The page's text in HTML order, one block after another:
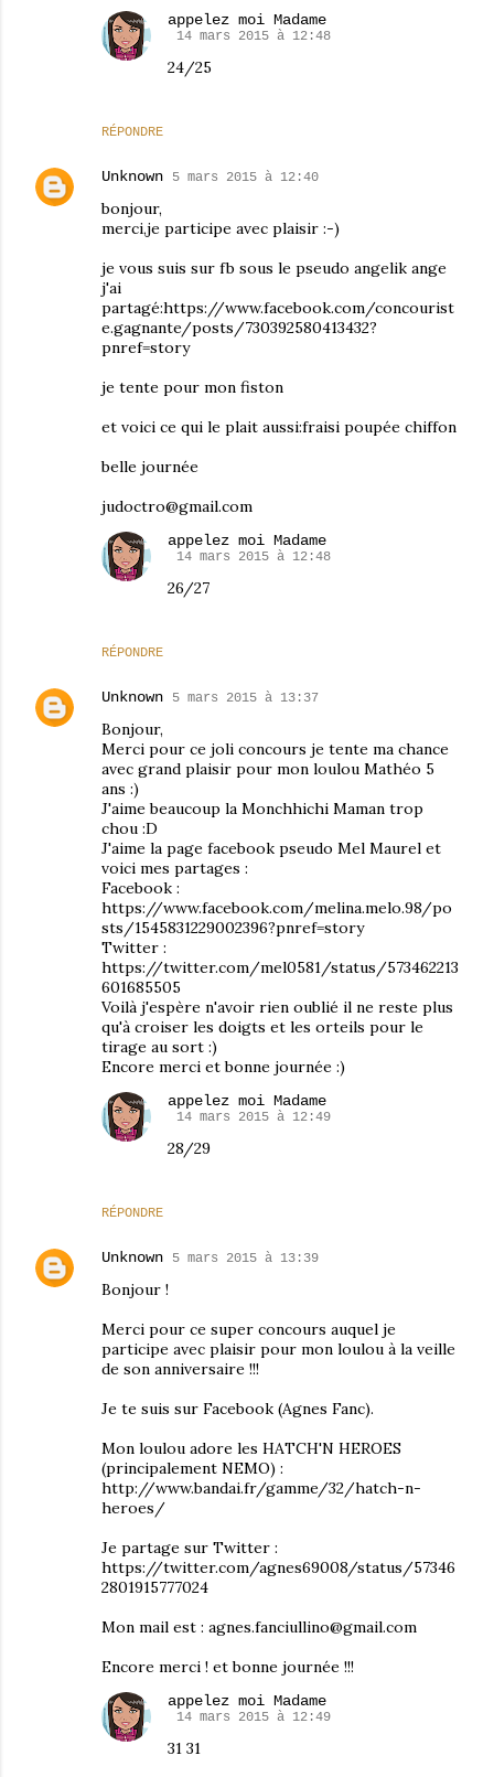
RÉPONDRE
appelez moi Madame
14 mars 2015 à 12:48
24/25
Unknown 5 mars 2015 à 12:40
bonjour,
merci,je participe avec plaisir :-)
je vous suis sur fb sous le pseudo angelik ange
j'ai
partagé:https://www.facebook.com/concourist
e.gagnante/posts/730392580413432?
pnref=story
je tente pour mon fiston
et voici ce qui le plait aussi:fraisi poupée chiffon
belle journée
judoctro@gmail.com
RÉPONDRE
appelez moi Madame
14 mars 2015 à 12:48
26/27
Unknown 5 mars 2015 à 13:37
Bonjour,
Merci pour ce joli concours je tente ma chance
avec grand plaisir pour mon loulou Mathéo 5
ans :)
J'aime beaucoup la Monchhichi Maman trop
chou :D
J'aime la page facebook pseudo Mel Maurel et
voici mes partages :
Facebook :
https://www.facebook.com/melina.melo.98/po
sts/1545831229002396?pnref=story
Twitter :
https://twitter.com/mel0581/status/573462213
601685505
Voilà j'espère n'avoir rien oublié il ne reste plus
qu'à croiser les doigts et les orteils pour le
tirage au sort :)
Encore merci et bonne journée :)
RÉPONDRE
appelez moi Madame
14 mars 2015 à 12:49
28/29
Unknown 5 mars 2015 à 13:39
Bonjour !
Merci pour ce super concours auquel je
participe avec plaisir pour mon loulou à la veille
de son anniversaire !!!
Je te suis sur Facebook (Agnes Fanc).
Mon loulou adore les HATCH'N HEROES
(principalement NEMO) :
http://www.bandai.fr/gamme/32/hatch-n-
heroes/
Je partage sur Twitter :
https://twitter.com/agnes69008/status/57346
2801915777024
Mon mail est : agnes.fanciullino@gmail.com
Encore merci ! et bonne journée !!!
appelez moi Madame
14 mars 2015 à 12:49
31 31